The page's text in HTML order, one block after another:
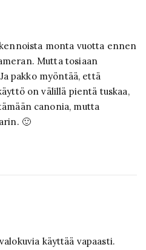
monta vuotta ennen
Mutta tosiaan
pakko myöntää, että
on välillä pientä tuskaa,
canonia, mutta
🙂
käyttää vapaasti.